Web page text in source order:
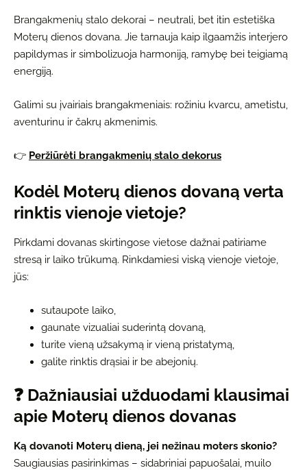
Brangakmenių stalo dekorai – neutrali, bet itin estetiška
Moterų dienos dovana. Jie tarnauja kaip ilgaamžis interjero
papildymas ir simbolizuoja harmoniją, ramybę bei teigiamą
energiją.
Galimi su įvairiais brangakmeniais: rožiniu kvarcu, ametistu,
aventurinu ir čakrų akmenimis.
👉 Peržiūrėti brangakmenių stalo dekorus
Kodėl Moterų dienos dovaną verta
rinktis vienoje vietoje?
Pirkdami dovanas skirtingose vietose dažnai patiriame
stresą ir laiko trūkumą. Rinkdamiesi viską vienoje vietoje,
jūs:
sutaupote laiko,
gaunate vizualiai suderintą dovaną,
turite vieną užsakymą ir vieną pristatymą,
galite rinktis drąsiai ir be abejonių.
❓ Dažniausiai užduodami klausimai
apie Moterų dienos dovanas
Ką dovanoti Moterų dieną, jei nežinau moters skonio?
Saugiausias pasirinkimas – sidabriniai papuošalai, muilo